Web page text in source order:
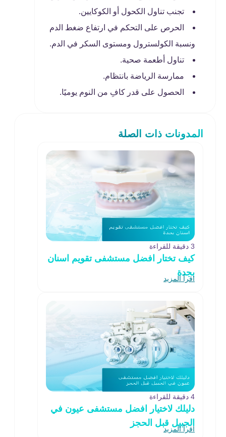
تجنب تناول الكحول أو الكوكايين.
الحرص على التحكم في ارتفاع ضغط الدم
ونسبة الكولسترول ومستوى السكر في الدم.
تناول أطعمة صحية.
ممارسة الرياضة بانتظام.
الحصول على قدر كافِ من النوم يوميًا.
المدونات ذات الصلة
3 دقيقة للقراءة
كيف تختار افضل مستشفى تقويم اسنان
بجدة
اقرأ المزيد
4 دقيقة للقراءة
دليلك لاختيار افضل مستشفى عيون في
الجبيل قبل الحجز
اقرأ المزيد